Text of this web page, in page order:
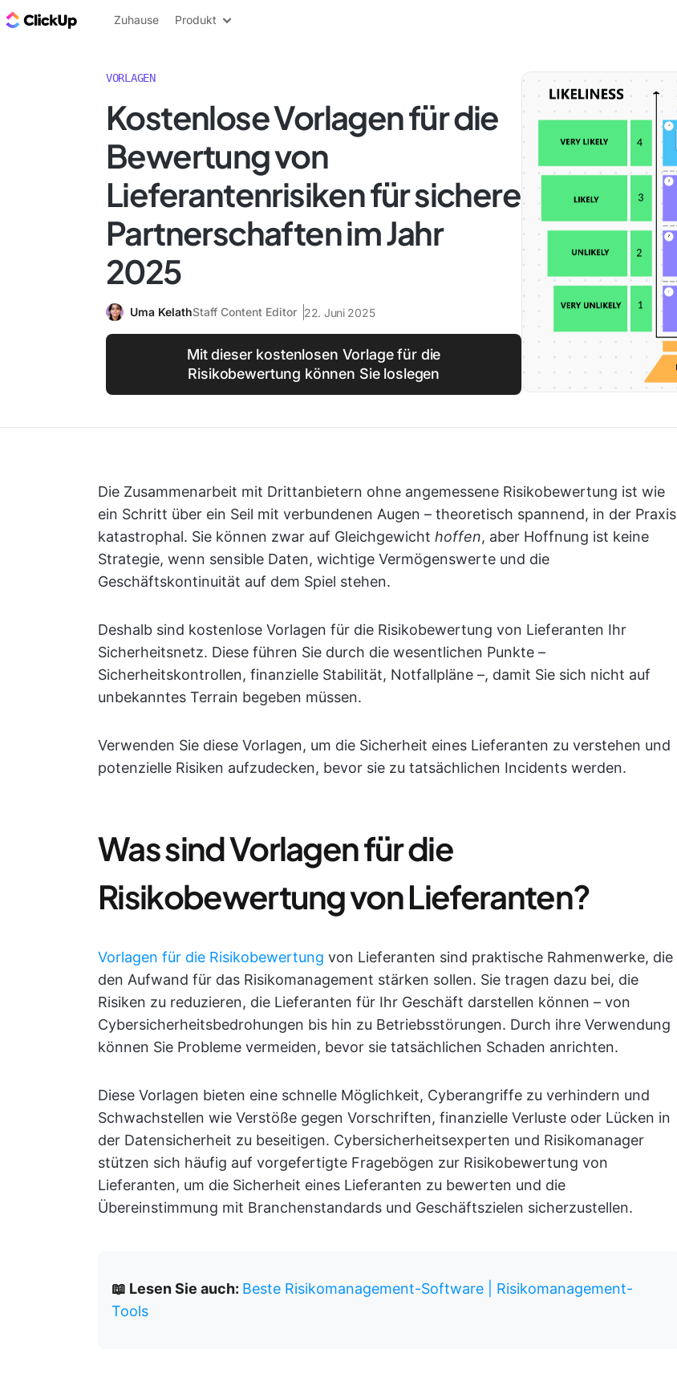
ClickUp Blog
Zuhause Produkt
VORLAGEN
Kostenlose Vorlagen für die
Bewertung von
Lieferantenrisiken für sichere
Partnerschaften im Jahr
2025
Uma KelathStaff Content Editor 22. Juni 2025
Mit dieser kostenlosen Vorlage für die
Risikobewertung können Sie loslegen
Die Zusammenarbeit mit Drittanbietern ohne angemessene Risikobewertung ist wie
ein Schritt über ein Seil mit verbundenen Augen – theoretisch spannend, in der Praxis
katastrophal. Sie können zwar auf Gleichgewicht hoffen, aber Hoffnung ist keine
Strategie, wenn sensible Daten, wichtige Vermögenswerte und die
Geschäftskontinuität auf dem Spiel stehen.
Deshalb sind kostenlose Vorlagen für die Risikobewertung von Lieferanten Ihr
Sicherheitsnetz. Diese führen Sie durch die wesentlichen Punkte –
Sicherheitskontrollen, finanzielle Stabilität, Notfallpläne –, damit Sie sich nicht auf
unbekanntes Terrain begeben müssen.
Verwenden Sie diese Vorlagen, um die Sicherheit eines Lieferanten zu verstehen und
potenzielle Risiken aufzudecken, bevor sie zu tatsächlichen Incidents werden.
Was sind Vorlagen für die
Risikobewertung von Lieferanten?
Vorlagen für die Risikobewertung von Lieferanten sind praktische Rahmenwerke, die
den Aufwand für das Risikomanagement stärken sollen. Sie tragen dazu bei, die
Risiken zu reduzieren, die Lieferanten für Ihr Geschäft darstellen können – von
Cybersicherheitsbedrohungen bis hin zu Betriebsstörungen. Durch ihre Verwendung
können Sie Probleme vermeiden, bevor sie tatsächlichen Schaden anrichten.
Diese Vorlagen bieten eine schnelle Möglichkeit, Cyberangriffe zu verhindern und
Schwachstellen wie Verstöße gegen Vorschriften, finanzielle Verluste oder Lücken in
der Datensicherheit zu beseitigen. Cybersicherheitsexperten und Risikomanager
stützen sich häufig auf vorgefertigte Fragebögen zur Risikobewertung von
Lieferanten, um die Sicherheit eines Lieferanten zu bewerten und die
Übereinstimmung mit Branchenstandards und Geschäftszielen sicherzustellen.
📖 Lesen Sie auch: Beste Risikomanagement-Software | Risikomanagement-
Tools